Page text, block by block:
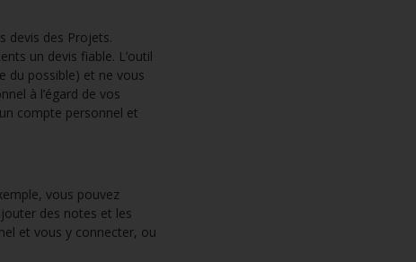
devis des Projets.
un devis fiable. L’outil
du possible) et ne vous
à l’égard de vos
compte personnel et
vous pouvez
des notes et les
et vous y connecter, ou